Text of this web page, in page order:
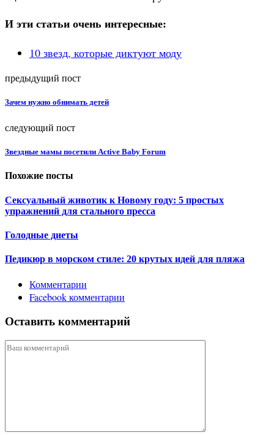
И эти статьи очень интересные:
10 звезд, которые диктуют моду
предыдущий пост
Зачем нужно обнимать детей
следующий пост
Звездные мамы посетили Active Baby Forum
Похожие посты
Сексуальный животик к Новому году: 5 простых
упражнений для стального пресса
Голодные диеты
Педикюр в морском стиле: 20 крутых идей для пляжа
Комментарии
Facebook комментарии
Оставить комментарий